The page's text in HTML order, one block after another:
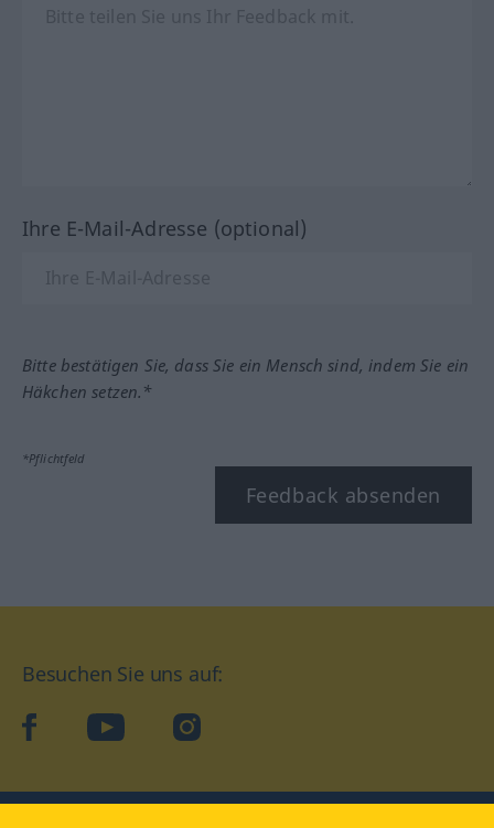
Ihre E-Mail-Adresse (optional)
Bitte bestätigen Sie, dass Sie ein Mensch sind, indem Sie ein
Häkchen setzen.*
*Pflichtfeld
Feedback absenden
Besuchen Sie uns auf:
facebookYouTube Instagram